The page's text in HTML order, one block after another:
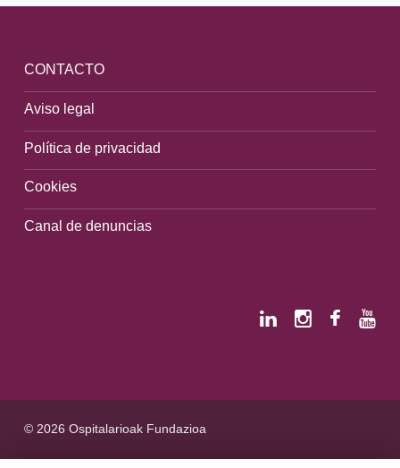
CONTACTO
Aviso legal
Política de privacidad
Cookies
Canal de denuncias
© 2026 Ospitalarioak Fundazioa